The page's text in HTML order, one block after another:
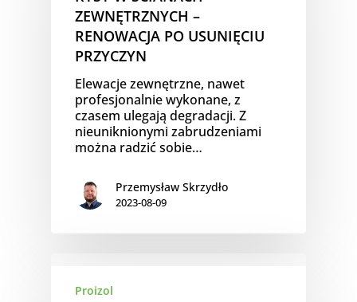
ZEWNĘTRZNYCH –
RENOWACJA PO USUNIĘCIU
PRZYCZYN
Elewacje zewnętrzne, nawet
profesjonalnie wykonane, z
czasem ulegają degradacji. Z
nieuniknionymi zabrudzeniami
można radzić sobie…
Przemysław Skrzydło
2023-08-09
Proizol